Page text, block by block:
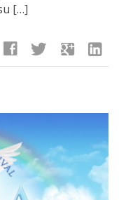
[…]
facebook twitter google linkedin